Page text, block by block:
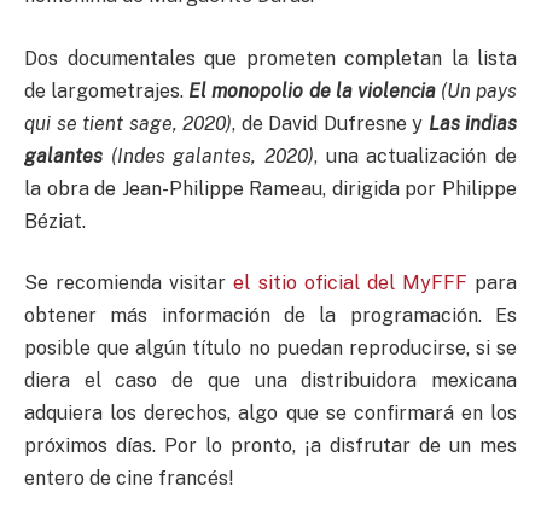
Dos documentales que prometen completan la lista
de largometrajes. El monopolio de la violencia (Un pays
qui se tient sage, 2020), de David Dufresne y Las indias
galantes (Indes galantes, 2020), una actualización de
la obra de Jean-Philippe Rameau, dirigida por Philippe
Béziat.
Se recomienda visitarel sitio oficial del MyFFF para
obtener más información de la programación. Es
posible que algún título no puedan reproducirse, si se
diera el caso de que una distribuidora mexicana
adquiera los derechos, algo que se confirmará en los
próximos días. Por lo pronto, ¡a disfrutar de un mes
entero de cine francés!